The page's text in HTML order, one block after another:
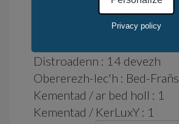
Dioueradus : e stok
Distroadenn : 14 devezh
Obererezh-lec'h : Bed-Frañs
Kementad / ar bed holl : 1
Kementad / KerLuxY : 1
Privacy policy